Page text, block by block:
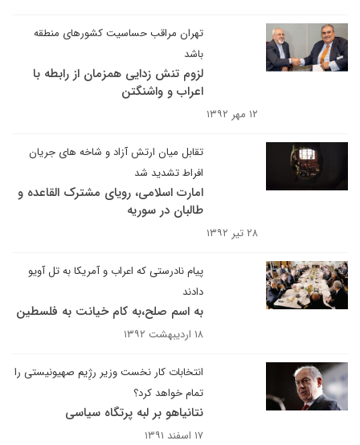
تهران مراقب حساسیت کشورهای منطقه
باشد
لزوم تنش زدایی همزمان از رابطه با
اعراب و واشنگتن
۱۲ مهر ۱۳۹۲
تقابل میان ارتش آزاد و شاخه های جریان
افراط تشدید شد
امارت اسلامی، رویای مشترک القاعده و
طالبان در سوریه
۲۸ تیر ۱۳۹۲
پیام نادرستی که اعراب و آمریکا به تل آویو
دادند
به اسم صلح،به کام خیانت به فلسطین
۱۸ اردیبهشت ۱۳۹۲
انتخابات کار نخست وزیر رژِیم صهیونیستی را
تمام خواهد کرد؟
نتانیاهو بر لبه پرتگاه سیاسی
۱۷ اسفند ۱۳۹۱